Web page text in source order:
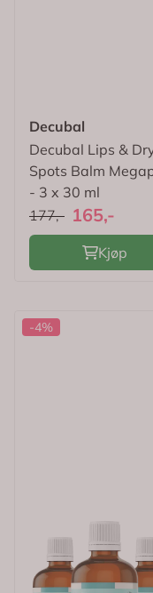
Decubal
Decubal Lips &
Spots Balm
- 3 x 30 ml
177,- 165,-
Kjøp
-4%